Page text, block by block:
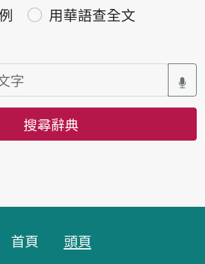
用華語查全文
搜尋辭典
首頁 頭頁